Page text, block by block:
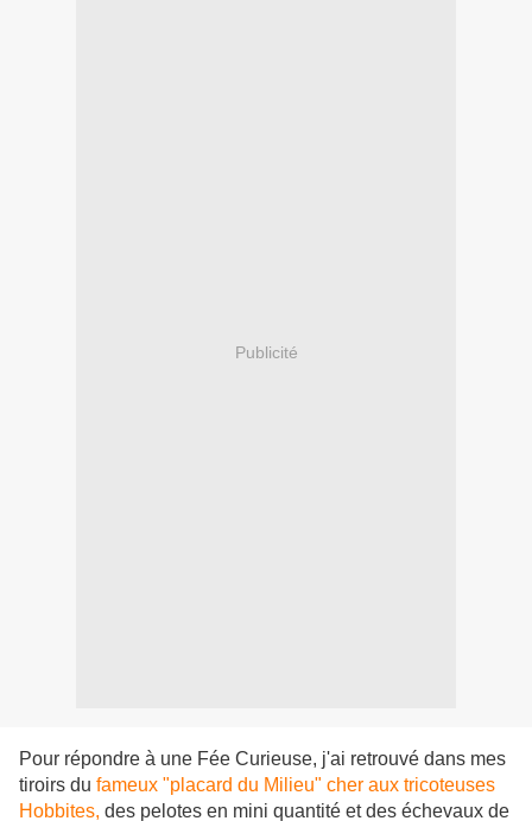
Publicité
Pour répondre à une Fée Curieuse, j'ai retrouvé dans mes
tiroirs du fameux "placard du Milieu" cher aux tricoteuses
Hobbites, des pelotes en mini quantité et des échevaux de